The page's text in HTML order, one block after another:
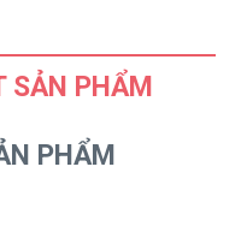
SẢN PHẨM
PHẨM